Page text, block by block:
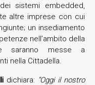
sistemi embedded,
altre imprese con cui
un insediamento
nell’ambito della
saranno messe a
nella Cittadella.
dichiara: “Oggi il nostro